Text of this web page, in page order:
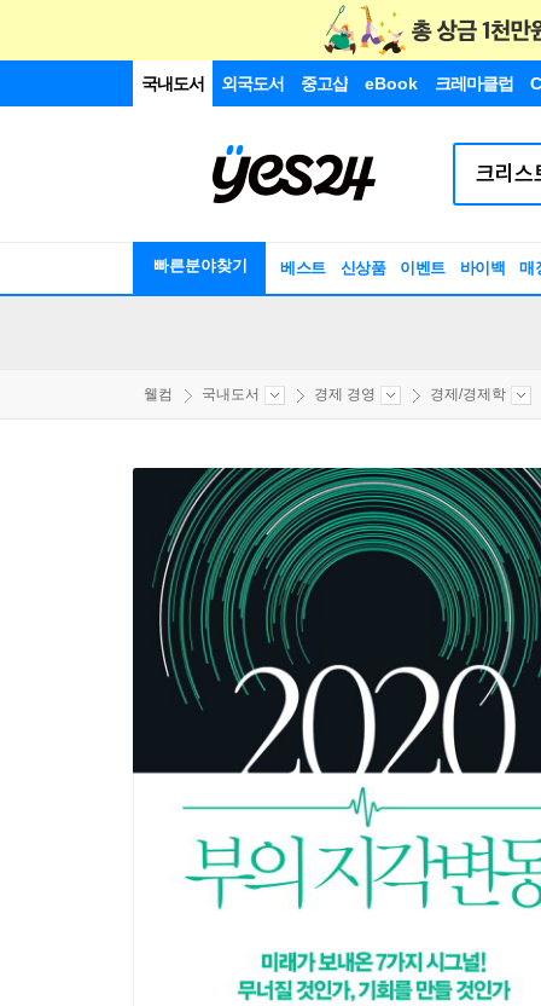
국내도서 외국도서 중고샵 eBook 크레마클럽
빠른분야찾기 베스트 신상품 이벤트 바이백 매
웰컴 국내도서 경제 경영 경제/경제학